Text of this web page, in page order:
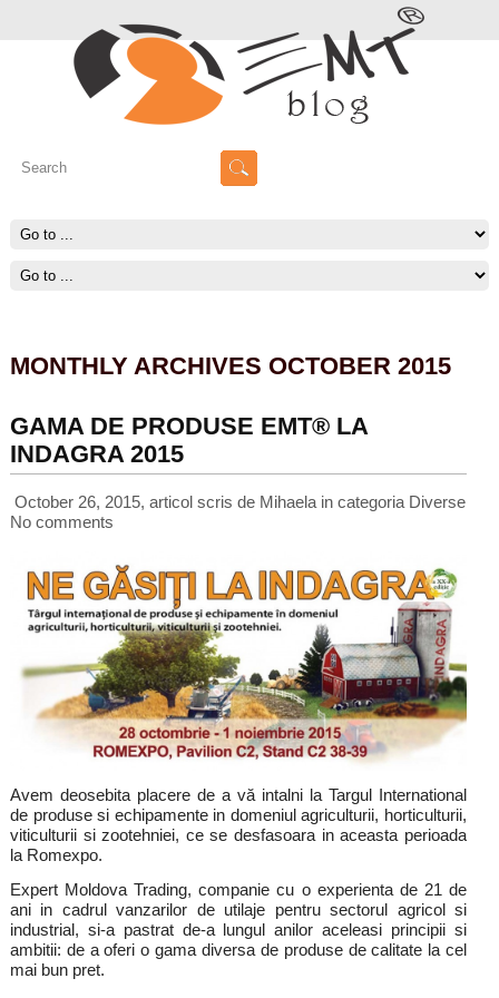
MONTHLY ARCHIVES OCTOBER 2015
GAMA DE PRODUSE EMT® LA
INDAGRA 2015
October 26, 2015, articol scris de Mihaela in categoria Diverse
No comments
Avem deosebita placere de a vă intalni la Targul International
de produse si echipamente in domeniul agriculturii, horticulturii,
viticulturii si zootehniei, ce se desfasoara in aceasta perioada
la Romexpo.
Expert Moldova Trading, companie cu o experienta de 21 de
ani in cadrul vanzarilor de utilaje pentru sectorul agricol si
industrial, si-a pastrat de-a lungul anilor aceleasi principii si
ambitii: de a oferi o gama diversa de produse de calitate la cel
mai bun pret.